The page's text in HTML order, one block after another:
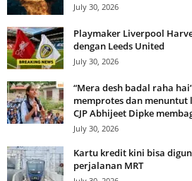
July 30, 2026
Playmaker Liverpool
dengan Leeds United
July 30, 2026
“Mera desh badal raha
memprotes dan menuntut
CJP Abhijeet Dipke
July 30, 2026
Kartu kredit kini bisa
perjalanan MRT